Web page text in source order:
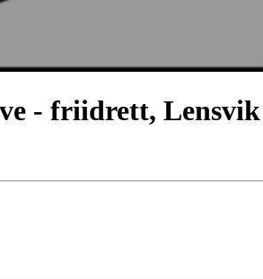
- friidrett, Lensvik